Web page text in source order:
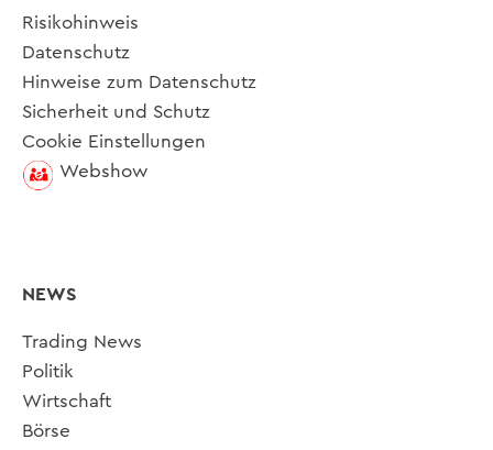
Risikohinweis
Datenschutz
Hinweise zum Datenschutz
Sicherheit und Schutz
Cookie Einstellungen
Webshow
NEWS
Trading News
Politik
Wirtschaft
Börse